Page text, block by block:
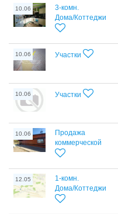
10.06
3-комн.
Дома/Коттеджи
10.06 Участки
10.06 Участки
10.06
Продажа
коммерческой
12.05
1-комн.
Дома/Коттеджи